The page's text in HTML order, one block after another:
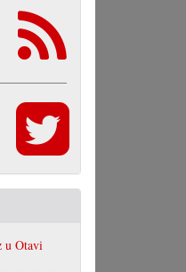
u Otavi